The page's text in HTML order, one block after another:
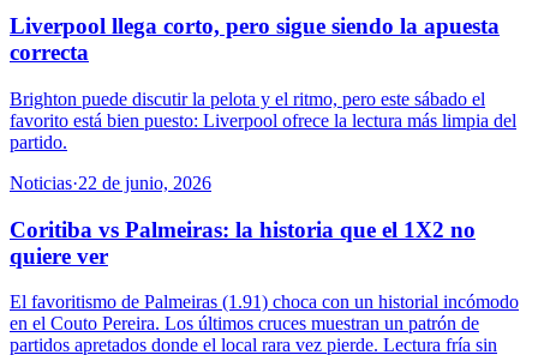
Liverpool llega corto, pero sigue siendo la apuesta
correcta
Brighton puede discutir la pelota y el ritmo, pero este sábado el
favorito está bien puesto: Liverpool ofrece la lectura más limpia del
partido.
Noticias·22 de junio, 2026
Coritiba vs Palmeiras: la historia que el 1X2 no
quiere ver
El favoritismo de Palmeiras (1.91) choca con un historial incómodo
en el Couto Pereira. Los últimos cruces muestran un patrón de
partidos apretados donde el local rara vez pierde. Lectura fría sin